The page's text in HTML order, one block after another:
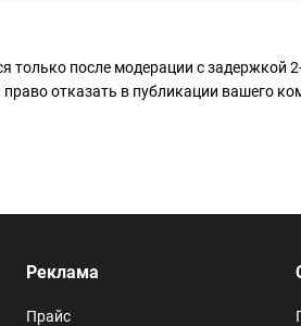
только после модерации с задержкой
право отказать в публикации вашего
Реклама
Прайс